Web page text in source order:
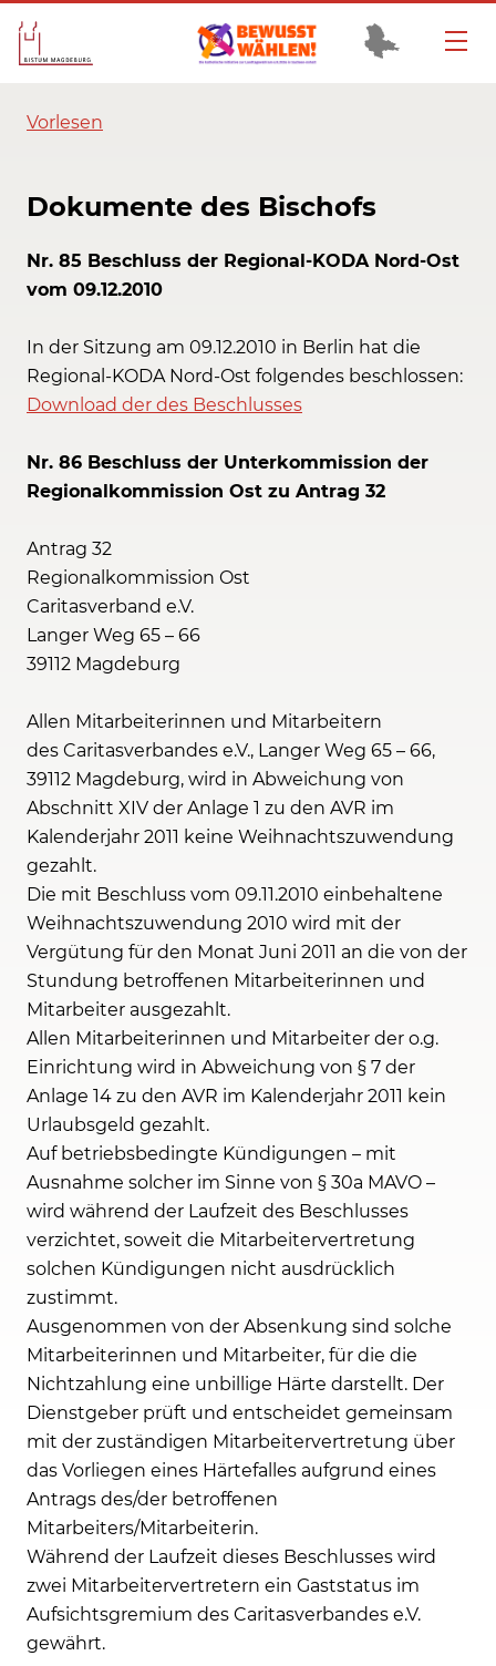
Vorlesen
Dokumente des Bischofs
Nr. 85 Beschluss der Regional-KODA Nord-Ost
vom 09.12.2010
In der Sitzung am 09.12.2010 in Berlin hat die
Regional-KODA Nord-Ost folgendes beschlossen:
Download der des Beschlusses
Nr. 86 Beschluss der Unterkommission der
Regionalkommission Ost zu Antrag 32
Antrag 32
Regionalkommission Ost
Caritasverband e.V.
Langer Weg 65 – 66
39112 Magdeburg
Allen Mitarbeiterinnen und Mitarbeitern
des Caritasverbandes e.V., Langer Weg 65 – 66,
39112 Magdeburg, wird in Abweichung von
Abschnitt XIV der Anlage 1 zu den AVR im
Kalenderjahr 2011 keine Weihnachtszuwendung
gezahlt.
Die mit Beschluss vom 09.11.2010 einbehaltene
Weihnachtszuwendung 2010 wird mit der
Vergütung für den Monat Juni 2011 an die von der
Stundung betroffenen Mitarbeiterinnen und
Mitarbeiter ausgezahlt.
Allen Mitarbeiterinnen und Mitarbeiter der o.g.
Einrichtung wird in Abweichung von § 7 der
Anlage 14 zu den AVR im Kalenderjahr 2011 kein
Urlaubsgeld gezahlt.
Auf betriebsbedingte Kündigungen – mit
Ausnahme solcher im Sinne von § 30a MAVO –
wird während der Laufzeit des Beschlusses
verzichtet, soweit die Mitarbeitervertretung
solchen Kündigungen nicht ausdrücklich
zustimmt.
Ausgenommen von der Absenkung sind solche
Mitarbeiterinnen und Mitarbeiter, für die die
Nichtzahlung eine unbillige Härte darstellt. Der
Dienstgeber prüft und entscheidet gemeinsam
mit der zuständigen Mitarbeitervertretung über
das Vorliegen eines Härtefalles aufgrund eines
Antrags des/der betroffenen
Mitarbeiters/Mitarbeiterin.
Während der Laufzeit dieses Beschlusses wird
zwei Mitarbeitervertretern ein Gaststatus im
Aufsichtsgremium des Caritasverbandes e.V.
gewährt.